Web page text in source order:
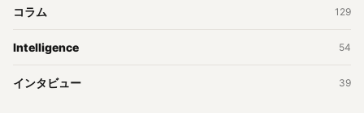
コラム 129
Intelligence 54
インタビュー 39